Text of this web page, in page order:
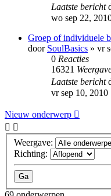
Laatste bericht
wo sep 22,
Groep of individuele
door SoulBasics » vr
0 Reacties
16321
Laatste bericht
vr sep 10, 2010
Nieuw onderwerp
Weergave:
Richting: